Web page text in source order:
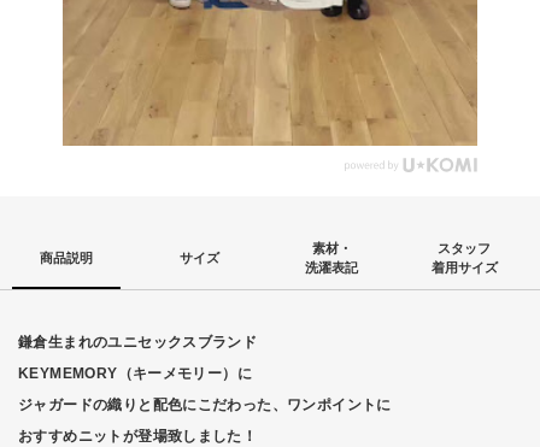
商品説明 サイズ
素材・
洗濯表記
スタッフ
着用サイズ
鎌倉生まれのユニセックスブランド
KEYMEMORY（キーメモリー）に
ジャガードの織りと配色にこだわった、ワンポイントに
おすすめニットが登場致しました！